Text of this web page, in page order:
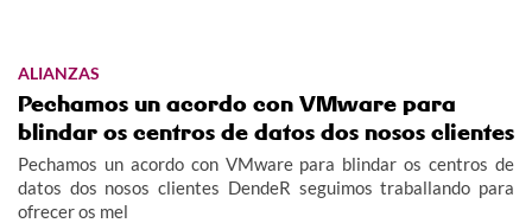
ALIANZAS
Pechamos un acordo con VMware para
blindar os centros de datos dos nosos clientes
Pechamos un acordo con VMware para blindar os centros de
datos dos nosos clientes DendeR seguimos traballando para
ofrecer os mel